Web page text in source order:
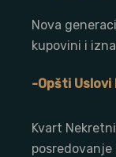
Nova
kupovini i
-Opšti
Kvart